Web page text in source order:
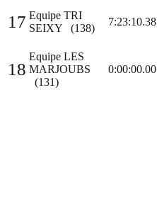
17 Equipe TRI
SEIXY (138)
7:23:10.38
18
Equipe LES
MARJOUBS
(131)
0:00:00.00